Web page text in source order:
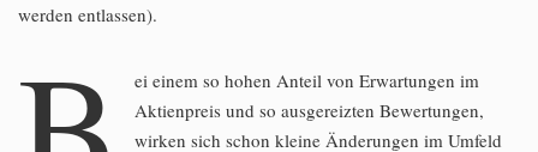
werden entlassen).
ei einem so hohen Anteil von Erwartungen im
Aktienpreis und so ausgereizten Bewertungen,
wirken sich schon kleine Änderungen im Umfeld